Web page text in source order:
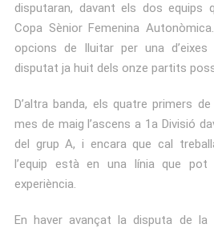
disputaran, davant els dos equips
Copa Sènior Femenina
opcions de lluitar per una d’eixes
disputat ja huit dels onze partits
D’altra banda, els quatre primers
mes de maig l’ascens a 1a Divisió
del grup A, i encara que cal
l’equip està en una línia que
experiència.
En haver avançat la disputa de la